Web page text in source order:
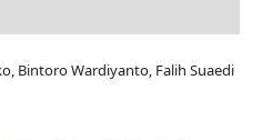
Bintoro Wardiyanto, Falih Suaedi